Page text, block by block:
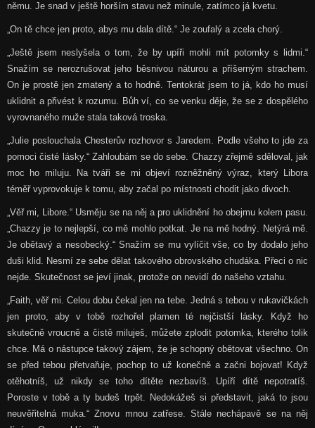
němu. Je snad v ještě horším stavu než minule, zatímco já kvetu.
„On tě chce jen proto, abys mu dala dítě.“ Je zoufalý a zcela chorý.
„Ještě jsem neslyšela o tom, že by upíři mohli mít potomky s lidmi.“
Snažím se nerozrušovat jeho běsnivou náturou a příšerným strachem.
On je prostě jen zmatený a to hodně. Tentokrát jsem to já, kdo ho musí
uklidnit a přivést k rozumu. Bůh ví, co se venku děje, že se z dospělého
vyrovnaného muže stala taková troska.
„Julie poslouchala Chesterův rozhovor s Jaredem. Podle všeho to jde za
pomoci čisté lásky.“ Zahloubám se do sebe. Chazzy zřejmě sděloval, jak
moc ho miluju. Na tváři se mi objeví rozněžněný výraz, který Libora
téměř vyprovokuje k tomu, aby začal po místnosti chodit jako divoch.
„Věř mi, Libore.“ Usměju se na něj a pro uklidnění ho obejmu kolem pasu.
„Chazzy je to nejlepší, co mě mohlo potkat. Je na mě hodný. Netýrá mě.
Je obětavý a nesobecký.“ Snažím se mu vylíčit vše, co by dodalo jeho
duši klid. Nesmí ze sebe dělat takového obrovského chudáka. Přeci o nic
nejde. Skutečnost se jeví jinak, protože on nevidí do našeho vztahu.
„Faith, věř mi. Celou dobu čekal jen na tebe. Jedná s tebou v rukavičkách
jen proto, aby v tobě rozhořel plamen té nejčistší lásky. Když ho
skutečně vroucně a čistě miluješ, můžete zplodit potomka, kterého tolik
chce. Má o nástupce takový zájem, že je schopný obětovat všechno. On
se před tebou přetvařuje, pochop to už konečně a začni bojovat! Když
otěhotníš, už nikdy se toho dítěte nezbavíš. Upíří dítě nepotratíš.
Poroste v tobě a ty budeš trpět. Nedokážeš si představit, jaká to jsou
neuvěřitelná muka.“ Znovu mnou zatřese. Stále nechápavě se na něj